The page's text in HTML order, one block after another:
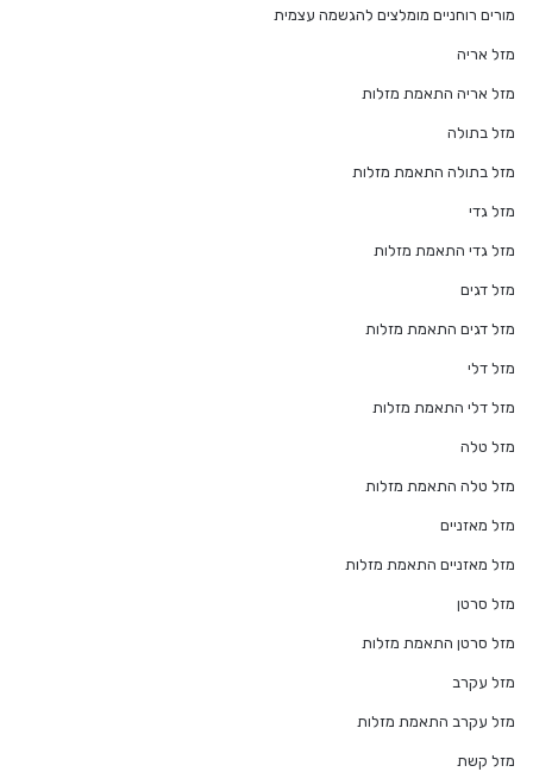
מורים רוחניים מומלצים להגשמה עצמית
מזל אריה
מזל אריה התאמת מזלות
מזל בתולה
מזל בתולה התאמת מזלות
מזל גדי
מזל גדי התאמת מזלות
מזל דגים
מזל דגים התאמת מזלות
מזל דלי
מזל דלי התאמת מזלות
מזל טלה
מזל טלה התאמת מזלות
מזל מאזניים
מזל מאזניים התאמת מזלות
מזל סרטן
מזל סרטן התאמת מזלות
מזל עקרב
מזל עקרב התאמת מזלות
מזל קשת